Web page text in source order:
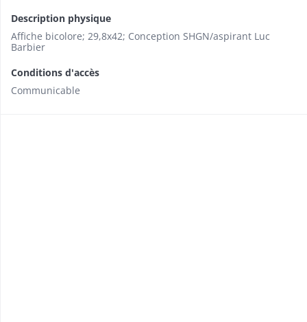
Description physique
Affiche bicolore; 29,8x42; Conception SHGN/aspirant Luc
Barbier
Conditions d'accès
Communicable